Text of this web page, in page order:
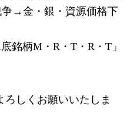
→金・銀・資源価格下
銘柄M・R・T・R・T」
しくお願いいたしま